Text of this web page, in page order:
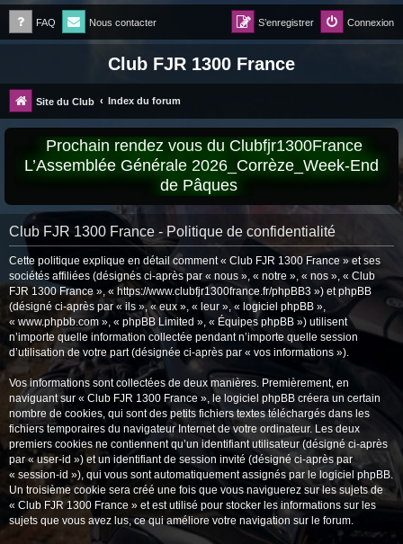
FAQ Nous contacter Connexion
S’enregistrer
Club FJR 1300 France
Site du Club Index du forum
Prochain rendez vous du Clubfjr1300France
L’Assemblée Générale 2026_Corrèze_Week-End
de Pâques
Club FJR 1300 France - Politique de confidentialité
Cette politique explique en détail comment « Club FJR 1300 France » et ses
sociétés affiliées (désignés ci-après par « nous », « notre », « nos », « Club
FJR 1300 France », « https://www.clubfjr1300france.fr/phpBB3 ») et phpBB
(désigné ci-après par « ils », « eux », « leur », « logiciel phpBB »,
« www.phpbb.com », « phpBB Limited », « Équipes phpBB ») utilisent
n’importe quelle information collectée pendant n’importe quelle session
d’utilisation de votre part (désignée ci-après par « vos informations »).
Vos informations sont collectées de deux manières. Premièrement, en
naviguant sur « Club FJR 1300 France », le logiciel phpBB créera un certain
nombre de cookies, qui sont des petits fichiers textes téléchargés dans les
fichiers temporaires du navigateur Internet de votre ordinateur. Les deux
premiers cookies ne contiennent qu’un identifiant utilisateur (désigné ci-après
par « user-id ») et un identifiant de session invité (désigné ci-après par
« session-id »), qui vous sont automatiquement assignés par le logiciel phpBB.
Un troisième cookie sera créé une fois que vous naviguerez sur les sujets de
« Club FJR 1300 France » et est utilisé pour stocker les informations sur les
sujets que vous avez lus, ce qui améliore votre navigation sur le forum.